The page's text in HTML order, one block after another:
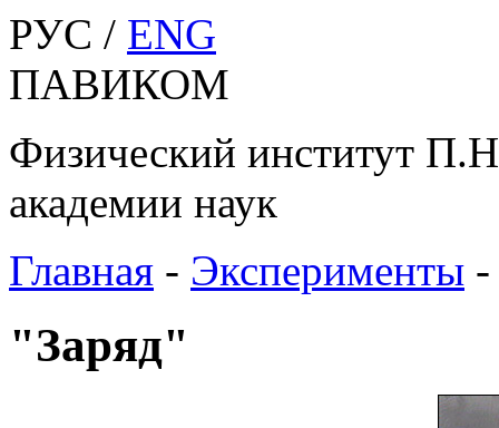
РУС / ENG
ПАВИКОМ
Физический институт
академии наук
Главная - Эксперименты
"Заряд"